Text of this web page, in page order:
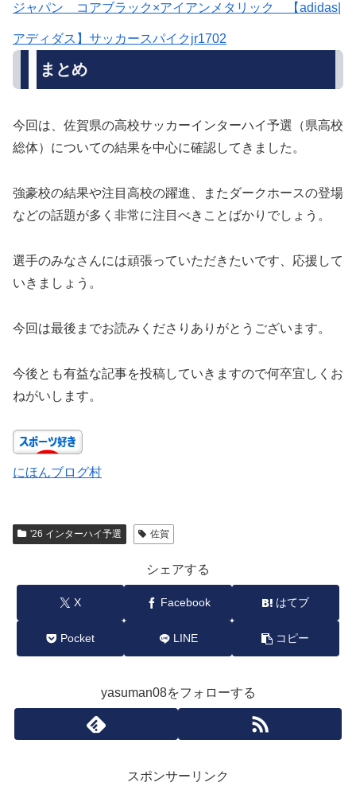
ジャパン コアブラック×アイアンメタリック 【adidas|
アディダス】サッカースパイクjr1702
まとめ
今回は、佐賀県の高校サッカーインターハイ予選（県高校
総体）についての結果を中心に確認してきました。
強豪校の結果や注目高校の躍進、またダークホースの登場
などの話題が多く非常に注目べきことばかりでしょう。
選手のみなさんには頑張っていただきたいです、応援して
いきましょう。
今回は最後までお読みくださりありがとうございます。
今後とも有益な記事を投稿していきますので何卒宜しくお
ねがいします。
にほんブログ村
'26 インターハイ予選 佐賀
シェアする
X Facebook はてブ
Pocket LINE コピー
yasuman08をフォローする
スポンサーリンク